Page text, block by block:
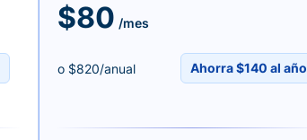
$80 /mes
o $820/anual Ahorra $140 al año